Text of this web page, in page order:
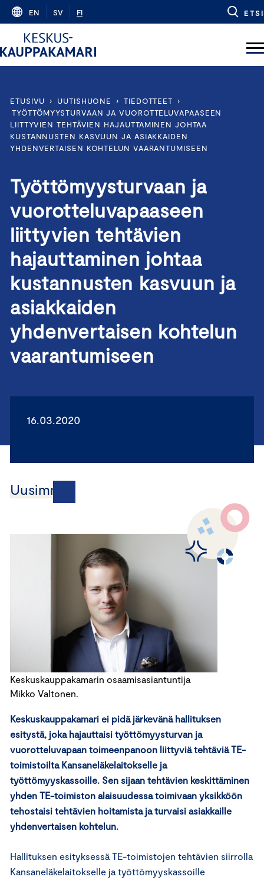
Skip
content
EN SV FI ETSI
ETUSIVU › UUTISHUONE › TIEDOTTEET
›
TYÖTTÖMYYSTURVAAN JA VUOROTTELUVAPAASEEN
LIITTYVIEN TEHTÄVIEN HAJAUTTAMINEN JOHTAA
KUSTANNUSTEN KASVUUN JA ASIAKKAIDEN
YHDENVERTAISEN KOHTELUN VAARANTUMISEEN
Työttömyysturvaan ja
vuorotteluvapaaseen
liittyvien tehtävien
hajauttaminen johtaa
kustannusten kasvuun ja
asiakkaiden
yhdenvertaisen kohtelun
vaarantumiseen
16.03.2020
Uusimmat
Keskuskauppakamarin osaamisasiantuntija
Mikko Valtonen.
Keskuskauppakamari ei pidä järkevänä hallituksen
esitystä, joka hajauttaisi työttömyysturvan ja
vuorotteluvapaan toimeenpanoon liittyviä tehtäviä TE-
toimistoilta Kansaneläkelaitokselle ja
työttömyyskassoille. Sen sijaan tehtävien keskittäminen
yhden TE-toimiston alaisuudessa toimivaan yksikköön
tehostaisi tehtävien hoitamista ja turvaisi asiakkaille
yhdenvertaisen kohtelun.
Hallituksen esityksessä TE-toimistojen tehtävien siirrolla
Kansaneläkelaitokselle ja työttömyyskassoille